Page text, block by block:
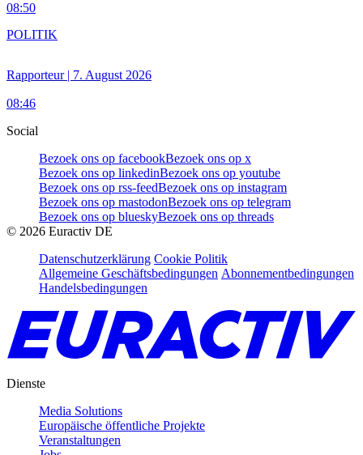
08:50
Rapporteur | 7. August 2026
08:46
POLITIK
Social
Bezoek ons op facebookBezoek ons op x
Bezoek ons op linkedinBezoek ons op youtube
Bezoek ons op rss-feedBezoek ons op instagram
Bezoek ons op mastodonBezoek ons op telegram
Bezoek ons op blueskyBezoek ons op threads
© 2026 Euractiv DE
Datenschutzerklärung Cookie Politik
Allgemeine Geschäftsbedingungen Abonnementbedingungen
Handelsbedingungen
Dienste
Media Solutions
Europäische öffentliche Projekte
Veranstaltungen